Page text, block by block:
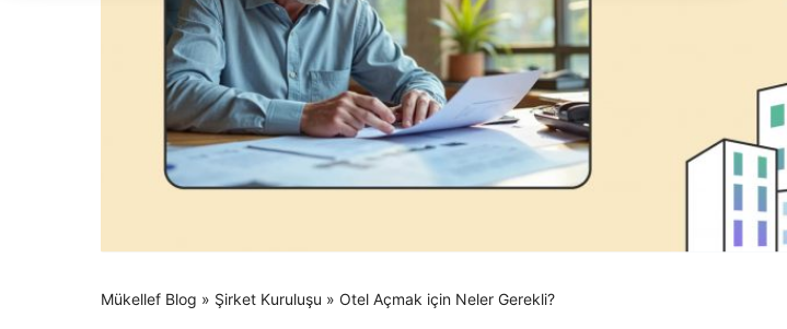
Mükellef Blog » Şirket Kuruluşu » Otel Açmak için Neler Gerekli?